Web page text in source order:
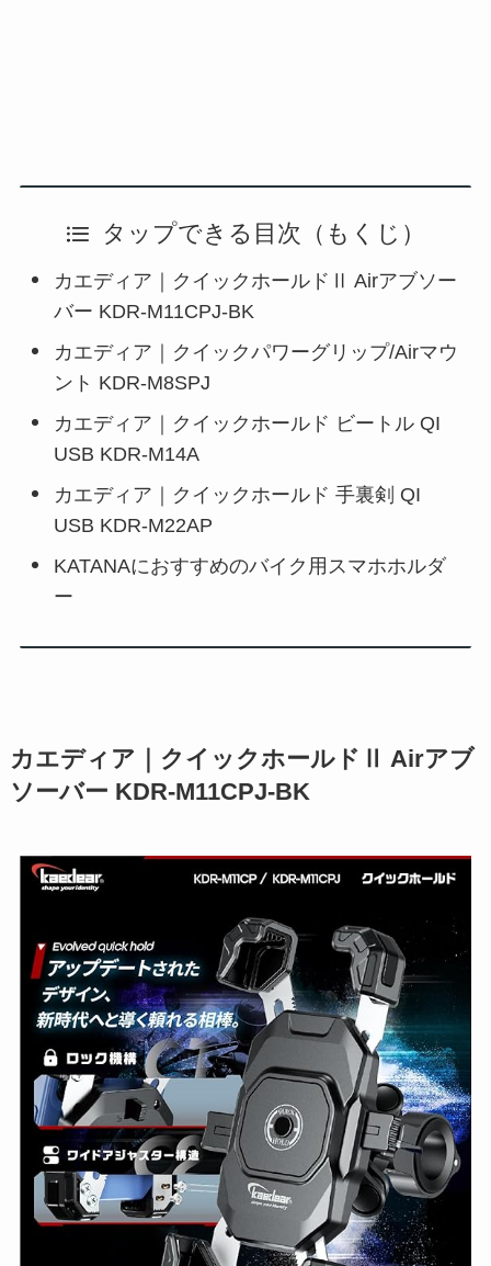
タップできる目次（もくじ）
カエディア｜クイックホールドⅡ Airアブソー
バー KDR-M11CPJ-BK
カエディア｜クイックパワーグリップ/Airマウ
ント KDR-M8SPJ
カエディア｜クイックホールド ビートル QI
USB KDR-M14A
カエディア｜クイックホールド 手裏剣 QI
USB KDR-M22AP
KATANAにおすすめのバイク用スマホホルダ
ー
カエディア｜クイックホールドⅡ Airアブ
ソーバー KDR-M11CPJ-BK